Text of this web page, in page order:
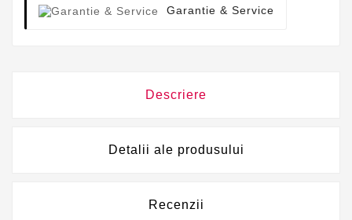
Garantie & Service
Descriere
Detalii ale produsului
Recenzii